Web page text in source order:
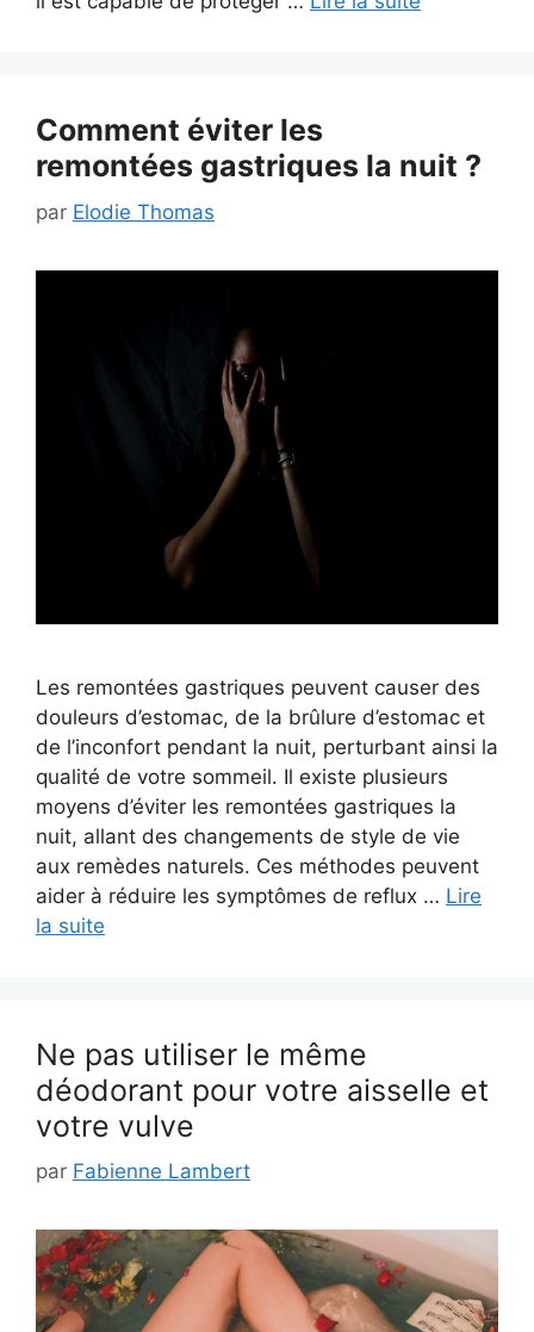
Comment éviter les
remontées gastriques la nuit ?
par Elodie Thomas
Les remontées gastriques peuvent causer des
douleurs d’estomac, de la brûlure d’estomac et
de l’inconfort pendant la nuit, perturbant ainsi la
qualité de votre sommeil. Il existe plusieurs
moyens d’éviter les remontées gastriques la
nuit, allant des changements de style de vie
aux remèdes naturels. Ces méthodes peuvent
aider à réduire les symptômes de reflux … Lire
la suite
Ne pas utiliser le même
déodorant pour votre aisselle et
votre vulve
par Fabienne Lambert